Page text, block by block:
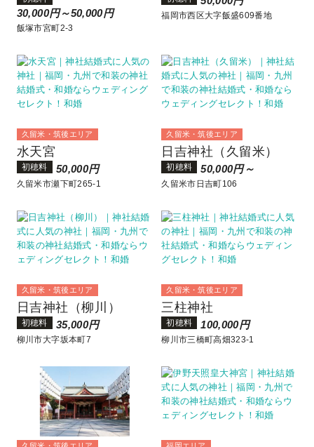
30,000円～50,000円
飯塚市宮町2-3
福岡市西区大字飯盛609番地
久留米・筑後エリア
水天宮
初穂料 50,000円
久留米市瀬下町265-1
久留米・筑後エリア
日吉神社（久留米）
初穂料 50,000円～
久留米市日吉町106
久留米・筑後エリア
日吉神社（柳川）
初穂料 35,000円
柳川市大字坂本町7
久留米・筑後エリア
三柱神社
初穂料 100,000円
柳川市三橋町高畑323-1